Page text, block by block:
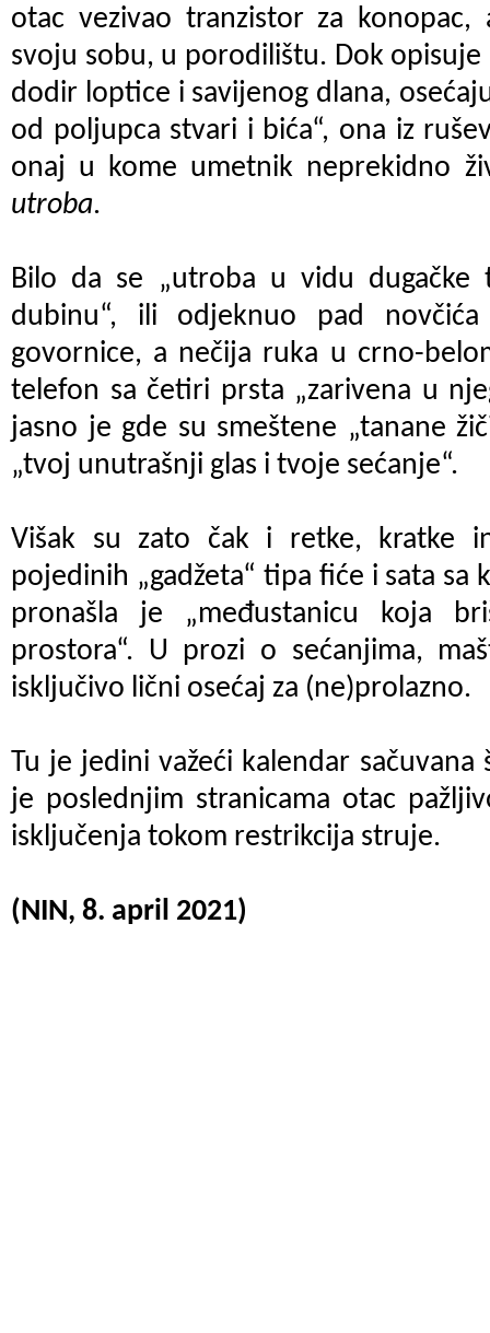
otac vezivao tranzistor za
svoju sobu, u porodilištu. Dok
dodir loptice i savijenog dlana,
od poljupca stvari i bića“, ona iz
onaj u kome umetnik neprekidno
utroba.
Bilo da se „utroba u vidu dugačke
dubinu“, ili odjeknuo pad
govornice, a nečija ruka u crno-
telefon sa četiri prsta „zarivena u
jasno je gde su smeštene „tanane
„tvoj unutrašnji glas i tvoje sećanje“.
Višak su zato čak i retke, kratke
pojedinih „gadžeta“ tipa fiće i sata sa
pronašla je „međustanicu koja
prostora“. U prozi o sećanjima,
isključivo lični osećaj za (ne)prolazno.
Tu je jedini važeći kalendar sačuvana
je poslednjim stranicama otac
isključenja tokom restrikcija struje.
(NIN, 8. april 2021)